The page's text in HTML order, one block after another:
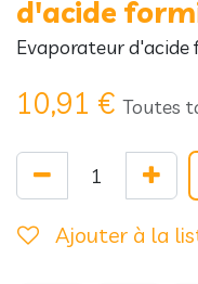
d'acide
Evaporateur d'acide
10,91 € Toutes
Ajouter à la